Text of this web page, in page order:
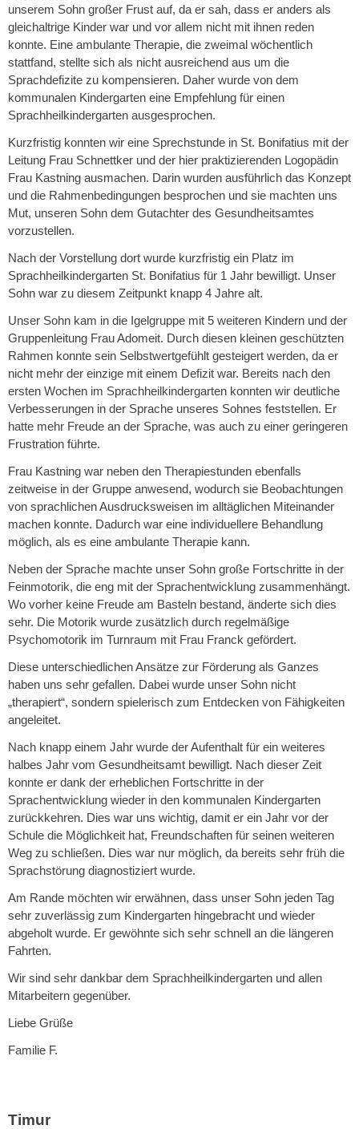
unserem Sohn großer Frust auf, da er sah, dass er anders als
gleichaltrige Kinder war und vor allem nicht mit ihnen reden
konnte. Eine ambulante Therapie, die zweimal wöchentlich
stattfand, stellte sich als nicht ausreichend aus um die
Sprachdefizite zu kompensieren. Daher wurde von dem
kommunalen Kindergarten eine Empfehlung für einen
Sprachheilkindergarten ausgesprochen.
Kurzfristig konnten wir eine Sprechstunde in St. Bonifatius mit der
Leitung Frau Schnettker und der hier praktizierenden Logopädin
Frau Kastning ausmachen. Darin wurden ausführlich das Konzept
und die Rahmenbedingungen besprochen und sie machten uns
Mut, unseren Sohn dem Gutachter des Gesundheitsamtes
vorzustellen.
Nach der Vorstellung dort wurde kurzfristig ein Platz im
Sprachheilkindergarten St. Bonifatius für 1 Jahr bewilligt. Unser
Sohn war zu diesem Zeitpunkt knapp 4 Jahre alt.
Unser Sohn kam in die Igelgruppe mit 5 weiteren Kindern und der
Gruppenleitung Frau Adomeit. Durch diesen kleinen geschützten
Rahmen konnte sein Selbstwertgefühlt gesteigert werden, da er
nicht mehr der einzige mit einem Defizit war. Bereits nach den
ersten Wochen im Sprachheilkindergarten konnten wir deutliche
Verbesserungen in der Sprache unseres Sohnes feststellen. Er
hatte mehr Freude an der Sprache, was auch zu einer geringeren
Frustration führte.
Frau Kastning war neben den Therapiestunden ebenfalls
zeitweise in der Gruppe anwesend, wodurch sie Beobachtungen
von sprachlichen Ausdrucksweisen im alltäglichen Miteinander
machen konnte. Dadurch war eine individuellere Behandlung
möglich, als es eine ambulante Therapie kann.
Neben der Sprache machte unser Sohn große Fortschritte in der
Feinmotorik, die eng mit der Sprachentwicklung zusammenhängt.
Wo vorher keine Freude am Basteln bestand, änderte sich dies
sehr. Die Motorik wurde zusätzlich durch regelmäßige
Psychomotorik im Turnraum mit Frau Franck gefördert.
Diese unterschiedlichen Ansätze zur Förderung als Ganzes
haben uns sehr gefallen. Dabei wurde unser Sohn nicht
„therapiert“, sondern spielerisch zum Entdecken von Fähigkeiten
angeleitet.
Nach knapp einem Jahr wurde der Aufenthalt für ein weiteres
halbes Jahr vom Gesundheitsamt bewilligt. Nach dieser Zeit
konnte er dank der erheblichen Fortschritte in der
Sprachentwicklung wieder in den kommunalen Kindergarten
zurückkehren. Dies war uns wichtig, damit er ein Jahr vor der
Schule die Möglichkeit hat, Freundschaften für seinen weiteren
Weg zu schließen. Dies war nur möglich, da bereits sehr früh die
Sprachstörung diagnostiziert wurde.
Am Rande möchten wir erwähnen, dass unser Sohn jeden Tag
sehr zuverlässig zum Kindergarten hingebracht und wieder
abgeholt wurde. Er gewöhnte sich sehr schnell an die längeren
Fahrten.
Wir sind sehr dankbar dem Sprachheilkindergarten und allen
Mitarbeitern gegenüber.
Liebe Grüße
Familie F.
Timur